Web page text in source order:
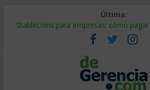
Última:
Stablecoins para empresas: cómo
Despido silencioso: qué es y por qué
IA en selección de personal: cómo
Trabajo forzoso en la cadena de
Mercado hispano de EE. UU.: cómo